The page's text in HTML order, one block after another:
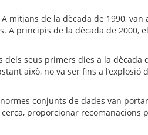
mitjans de la dècada de 1990,
A principis de la dècada de 2000,
seus primers dies a la
això, no va ser fins a l’explosió
conjunts de dades van
proporcionar